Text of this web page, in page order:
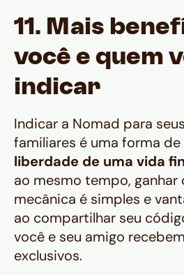
11. Mais
você e quem
indicar
Indicar a Nomad para
familiares é uma forma de
liberdade de uma vida
ao mesmo tempo, ganhar
mecânica é simples e
ao compartilhar seu
você e seu amigo
exclusivos.